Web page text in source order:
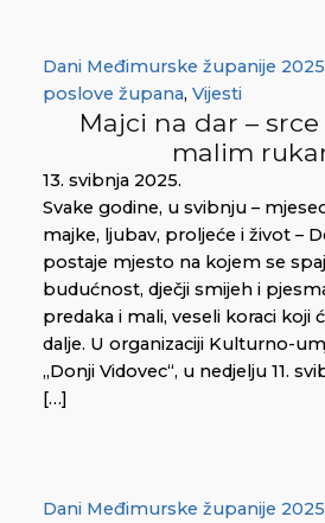
Dani Međimurske županije
poslove župana, Vijesti
Majci na dar –
malim
13. svibnja 2025.
Svake godine, u svibnju –
majke, ljubav, proljeće i život –
postaje mjesto na kojem se
budućnost, dječji smijeh i
predaka i mali, veseli koraci koji
dalje. U organizaciji Kulturno-
„Donji Vidovec“, u nedjelju 11.
[…]
Dani Međimurske županije